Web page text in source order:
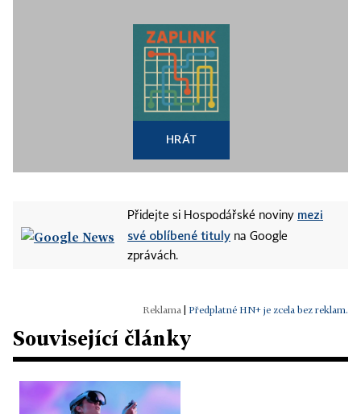
HRÁT
Přidejte si Hospodářské noviny mezi
své oblíbené tituly na Google
zprávách.
Předplatné HN+ je zcela bez reklam.
Související články